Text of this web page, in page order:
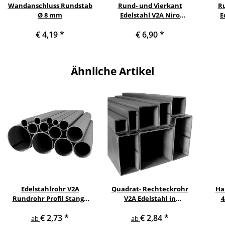
Wandanschluss Rundstab
Ø 8 mm
€ 4,19*
Rund- und Vierkant
Edelstahl V2A Niro
Länge: 300 mm / 30 cm /
€ 6,90*
Ähnliche Artikel
Edelstahlrohr V2A
Rundrohr Profil Stange
Durchmessern
ab€ 2,73*
Quadrat- Rechteckrohr
V2A Edelstahl in
Querschnitten und
ab€ 2,84*